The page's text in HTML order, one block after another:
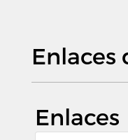
Enlaces
Enlaces